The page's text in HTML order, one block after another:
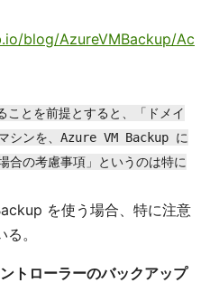
blog/AzureVMBackup/Ac
とを前提とすると、「ドメイ
シンを、Azure VM Backup に
合の考慮事項」というのは特に
を使う場合、特に注意
。
トローラーのバックアップ